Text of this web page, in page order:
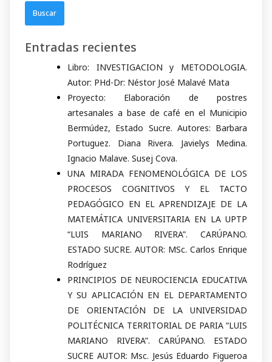
Entradas recientes
Libro: INVESTIGACION y METODOLOGIA.
Autor: PHd-Dr: Néstor José Malavé Mata
Proyecto: Elaboración de postres
artesanales a base de café en el Municipio
Bermúdez, Estado Sucre. Autores: Barbara
Portuguez. Diana Rivera. Javielys Medina.
Ignacio Malave. Susej Cova.
UNA MIRADA FENOMENOLÓGICA DE LOS
PROCESOS COGNITIVOS Y EL TACTO
PEDAGÓGICO EN EL APRENDIZAJE DE LA
MATEMÁTICA UNIVERSITARIA EN LA UPTP
“LUIS MARIANO RIVERA”. CARÚPANO.
ESTADO SUCRE. AUTOR: MSc. Carlos Enrique
Rodríguez
PRINCIPIOS DE NEUROCIENCIA EDUCATIVA
Y SU APLICACIÓN EN EL DEPARTAMENTO
DE ORIENTACIÓN DE LA UNIVERSIDAD
POLITÉCNICA TERRITORIAL DE PARIA “LUIS
MARIANO RIVERA”. CARÚPANO. ESTADO
SUCRE AUTOR: Msc. Jesús Eduardo Figueroa